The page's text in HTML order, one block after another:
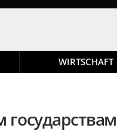
WIRTSCHAFT